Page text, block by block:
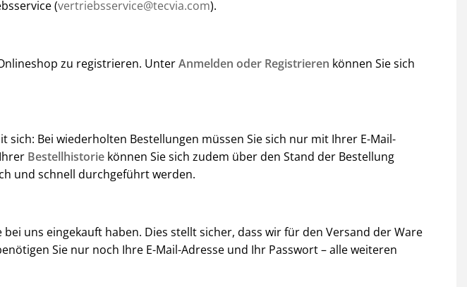
(vertriebsservice@tecvia.com).
zu registrieren. UnterAnmelden oder Registrieren können Sie sich
Bei wiederholten Bestellungen müssen Sie sich nur mit Ihrer E-Mail-
Bestellhistorie können Sie sich zudem über den Stand der Bestellung
und schnell durchgeführt werden.
uns eingekauft haben. Dies stellt sicher, dass wir für den Versand der Ware
Sie nur noch Ihre E-Mail-Adresse und Ihr Passwort – alle weiteren